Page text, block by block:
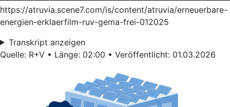
https://atruvia.scene7.com/is/content/atruvia/erneuerbare-
energien-erklaerfilm-ruv-gema-frei-012025
Transkript anzeigen
Quelle: R+V • Länge: 02:00 • Veröffentlicht: 01.03.2026